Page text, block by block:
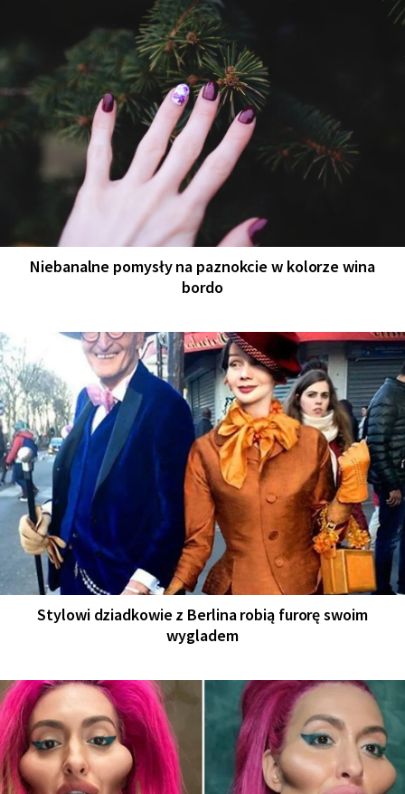
Niebanalne pomysły na paznokcie w kolorze wina
bordo
Stylowi dziadkowie z Berlina robią furorę swoim
wygladem